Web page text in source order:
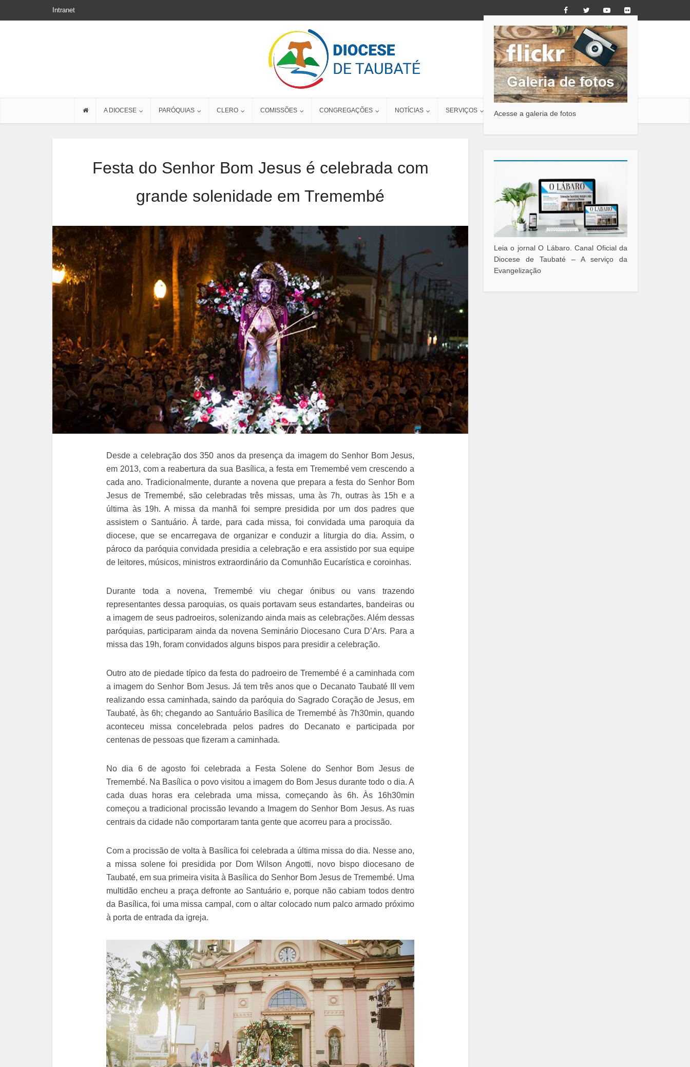
Intranet
A DIOCESE PARÓQUIAS CLERO COMISSÕES CONGREGAÇÕES NOTÍCIAS SERVIÇOS CONTATO
Festa do Senhor Bom Jesus é celebrada com
grande solenidade em Tremembé
Desde a celebração dos 350 anos da presença da imagem do Senhor Bom Jesus,
em 2013, com a reabertura da sua Basílica, a festa em Tremembé vem crescendo a
cada ano. Tradicionalmente, durante a novena que prepara a festa do Senhor Bom
Jesus de Tremembé, são celebradas três missas, uma às 7h, outras às 15h e a
última às 19h. A missa da manhã foi sempre presidida por um dos padres que
assistem o Santuário. À tarde, para cada missa, foi convidada uma paroquia da
diocese, que se encarregava de organizar e conduzir a liturgia do dia. Assim, o
pároco da paróquia convidada presidia a celebração e era assistido por sua equipe
de leitores, músicos, ministros extraordinário da Comunhão Eucarística e coroinhas.
Durante toda a novena, Tremembé viu chegar ónibus ou vans trazendo
representantes dessa paroquias, os quais portavam seus estandartes, bandeiras ou
a imagem de seus padroeiros, solenizando ainda mais as celebrações. Além dessas
paróquias, participaram ainda da novena Seminário Diocesano Cura D’Ars. Para a
missa das 19h, foram convidados alguns bispos para presidir a celebração.
Outro ato de piedade típico da festa do padroeiro de Tremembé é a caminhada com
a imagem do Senhor Bom Jesus. Já tem três anos que o Decanato Taubaté III vem
realizando essa caminhada, saindo da paróquia do Sagrado Coração de Jesus, em
Taubaté, às 6h; chegando ao Santuário Basílica de Tremembé às 7h30min, quando
aconteceu missa concelebrada pelos padres do Decanato e participada por
centenas de pessoas que fizeram a caminhada.
No dia 6 de agosto foi celebrada a Festa Solene do Senhor Bom Jesus de
Tremembé. Na Basílica o povo visitou a imagem do Bom Jesus durante todo o dia. A
cada duas horas era celebrada uma missa, começando às 6h. Às 16h30min
começou a tradicional procissão levando a Imagem do Senhor Bom Jesus. As ruas
centrais da cidade não comportaram tanta gente que acorreu para a procissão.
Com a procissão de volta à Basílica foi celebrada a última missa do dia. Nesse ano,
a missa solene foi presidida por Dom Wilson Angotti, novo bispo diocesano de
Taubaté, em sua primeira visita à Basílica do Senhor Bom Jesus de Tremembé. Uma
multidão encheu a praça defronte ao Santuário e, porque não cabiam todos dentro
da Basílica, foi uma missa campal, com o altar colocado num palco armado próximo
à porta de entrada da igreja.
Acesse a galeria de fotos
Leia o jornal O Lábaro. Canal Oficial da
Diocese de Taubaté – A serviço da
Evangelização